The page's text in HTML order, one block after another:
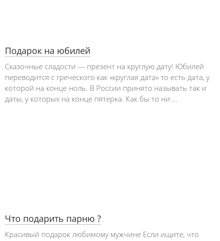
Подарок на юбилей
Сказочные сладости — презент на круглую дату! Юбилей
переводится с греческого как «круглая дата» то есть дата, у
которой на конце ноль. В России принято называть так и
даты, у которых на конце пятерка. Как бы то ни …
Что подарить парню ?
Красивый подарок любимому мужчине Если ищите, что